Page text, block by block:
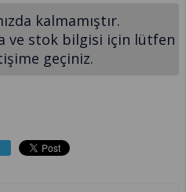
kalmamıştır.
ve stok bilgisi için lütfen
geçiniz.